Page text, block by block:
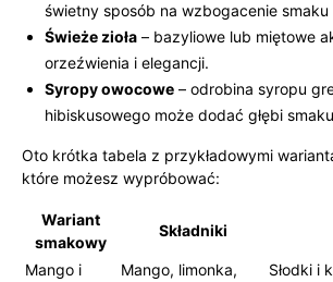
świetny sposób na wzbogacenie
Świeże zioła – bazyliowe lub miętowe
orzeźwienia i elegancji.
Syropy owocowe – odrobina syropu
hibiskusowego może dodać głębi
Oto krótka tabela z przykładowymi
które możesz wypróbować:
Wariant
smakowy
Składniki
Mango i
Mango, limonka,
Słodki i